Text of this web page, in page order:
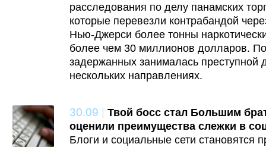
расследования по делу панамских
которые перевезли контрабандой
Нью-Джерси более тонны
более чем 30 миллионов долларов.
задержанных занималась преступной
нескольких направлениях.
30.09 | Твой босс стал Большим
оценили преимущества слежки в
Блоги и социальные сети становятся